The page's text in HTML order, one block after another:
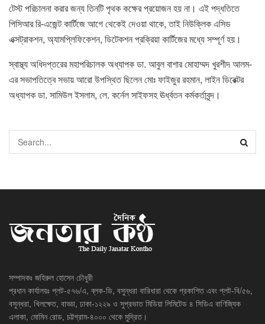
টেস্ট পরিচালনা করার জন্য তিনটি পৃথক কক্ষের প্রয়োজন হয় না। এই পদ্ধতিতে
পিসিআর রি-এজেন্ট কার্টিজে আগে থেকেই দেওয়া থাকে, তাই নিউক্লিক এসিড
এক্সট্রাকশন, অ্যামপ্লিফিকেশন, ডিটেকশন প্রক্রিয়া কার্টিজের মধ্যে সম্পূর্ণ হয়।
স্বাস্থ্য অধিদপ্তরের মহাপরিচালক অধ্যাপক ডা. আবুল বাশার মোহাম্মদ খুরশীদ আলম-
এর সভাপতিত্বে সভায় আরো উপস্থিত ছিলেন মোঃ ফাইজুর রহমান, লাইন ডিরেক্টর
অধ্যাপক ডা. সামিউল ইসলাম, লে. কর্নেল সাইফসহ ঊর্ধ্বতন কর্মকর্তাবৃন্দ।
সম্পাদকঃ জহিরুল হোসেন চৌধুরী
প্রধান কার্যালয়ঃ প্লট-৫৭৬/এ, ব্লক-ডি, বসুন্ধরা বারিধারা থেকে প্রকাশিত এবং প্লট-বি/৫৬,
বসুন্ধরা, খিলক্ষেত, বাড্ডা, ঢাকা-১২২৯ ও সুপ্রভাত মিডিয়া লিমিটেড ৪ সিডিএ বাণিজ্যিক
এলাকা, মোমিন রোড, চট্টগ্রাম-৪০০০ থেকে মুদ্রিত।